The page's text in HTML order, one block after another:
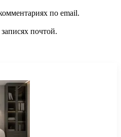
по email.
почтой.